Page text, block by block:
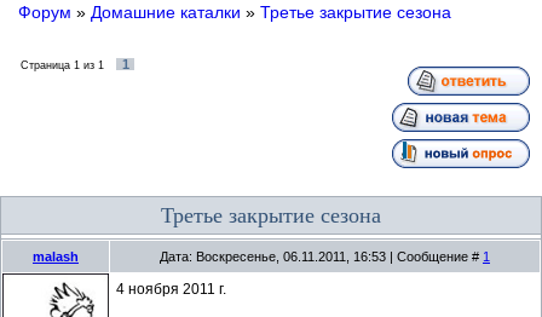
Форум » Домашние каталки » Третье закрытие сезона
Страница 1 из 1 1
Третье закрытие сезона
malash Дата: Воскресенье, 06.11.2011, 16:53 | Сообщение # 1
4 ноября 2011 г.